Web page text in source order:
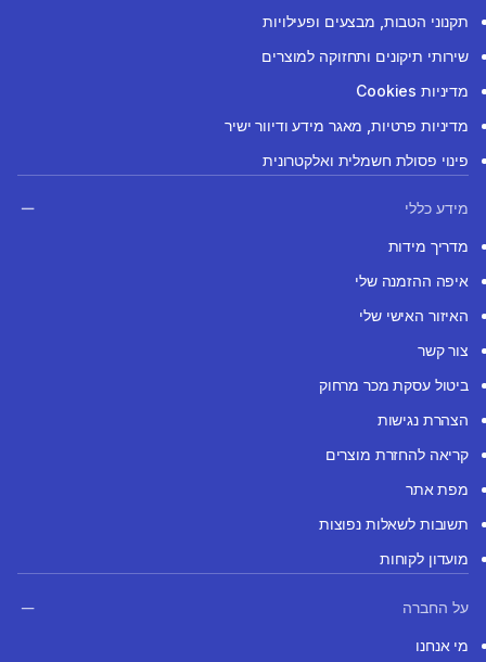
תקנוני הטבות, מבצעים ופעילויות
שירותי תיקונים ותחזוקה למוצרים
מדיניות Cookies
מדיניות פרטיות, מאגר מידע ודיוור ישיר
פינוי פסולת חשמלית ואלקטרונית
מידע כללי
מדריך מידות
איפה ההזמנה שלי
האיזור האישי שלי
צור קשר
ביטול עסקת מכר מרחוק
הצהרת נגישות
קריאה להחזרת מוצרים
מפת אתר
תשובות לשאלות נפוצות
מועדון לקוחות
על החברה
מי אנחנו